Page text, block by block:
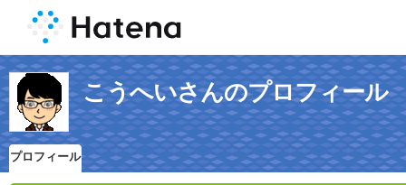
こうへいさんのプロフィール
プロフィール